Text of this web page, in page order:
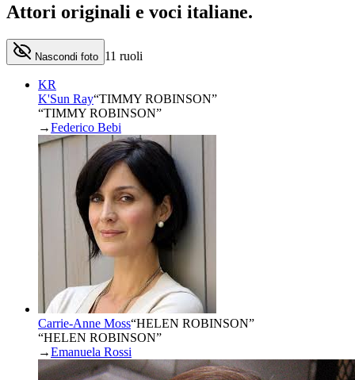
Attori originali e voci italiane.
Nascondi foto 11 ruoli
KR
K'Sun Ray“TIMMY ROBINSON”
“TIMMY ROBINSON”
→Federico Bebi
Carrie-Anne Moss“HELEN ROBINSON”
“HELEN ROBINSON”
→Emanuela Rossi